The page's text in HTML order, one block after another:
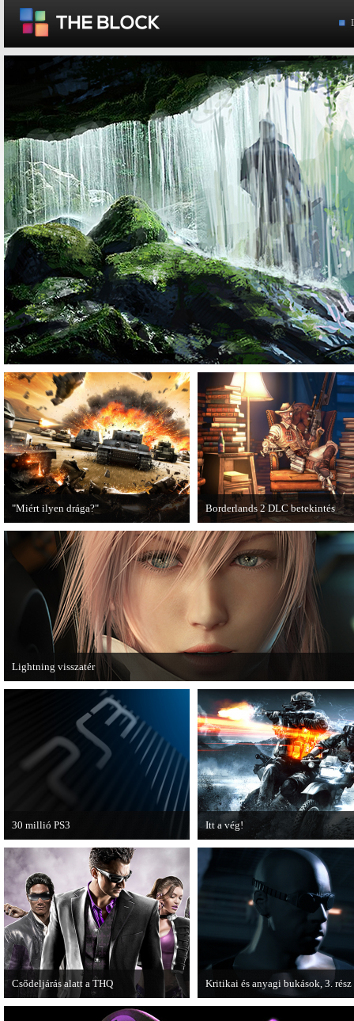
"Miért ilyen drága?"
A PC Guru utánajárt, miért kerülnek
olyan sokba a AAA-kategóriás
videojátékok.
Borderlands 2 DLC betekintés
2013. januárjában érkezik a a Sir
Hammerlock's Big Game Hunt
Borderlands 2 játékhoz.
Lightning visszatér
Megjött a Lightning Returns: Final Fantasy XIII című játék első hivatalos
30 millió PS3
A PAL régióban a PS3 átlépte a 30
milliós eladott darabszámot.
Itt a vég!
Hamarosan minden infó kiderül a
Battlefield 3 utolsó, End Game
kiegészítőjéről.
Csődeljárás alatt a THQ
Egy újabb videojáték-kiadó került
Kritikai és anyagi bukások, 3. rész